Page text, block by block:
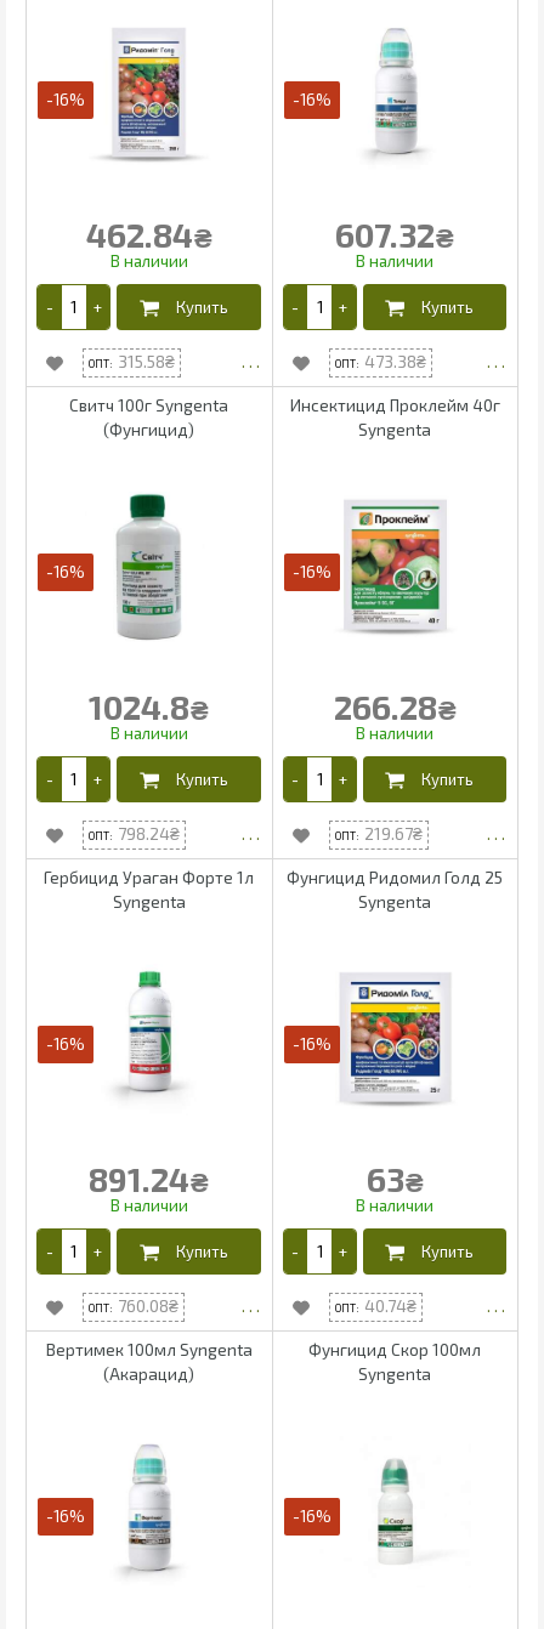
-16%
462.84₴
315.58
-16%
607.32₴
473.38
Свитч 100г Syngenta
(Фунгицид)
-16%
1024.8₴
798.24
Инсектицид Проклейм 40г
Syngenta
-16%
266.28₴
219.67
Гербицид Ураган Форте 1л
Syngenta
-16%
891.24₴
760.08
Фунгицид Ридомил Голд 25
Syngenta
-16%
63₴
40.74
Вертимек 100мл Syngenta
(Акарацид)
-16%
Фунгицид Скор 100мл
Syngenta
-16%